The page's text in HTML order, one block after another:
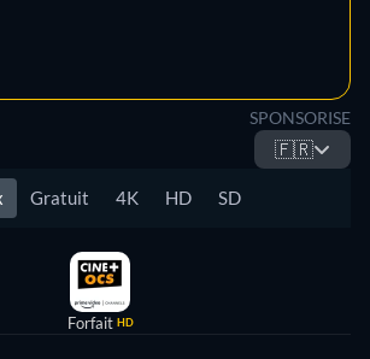
SPONSORISE
🇫🇷
Gratuit 4K HD SD
Forfait HD